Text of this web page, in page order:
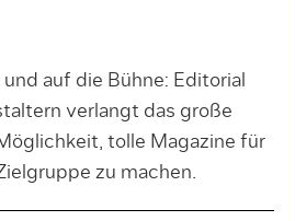
auf die Bühne: Editorial
verlangt das große
tolle Magazine für
zu machen.